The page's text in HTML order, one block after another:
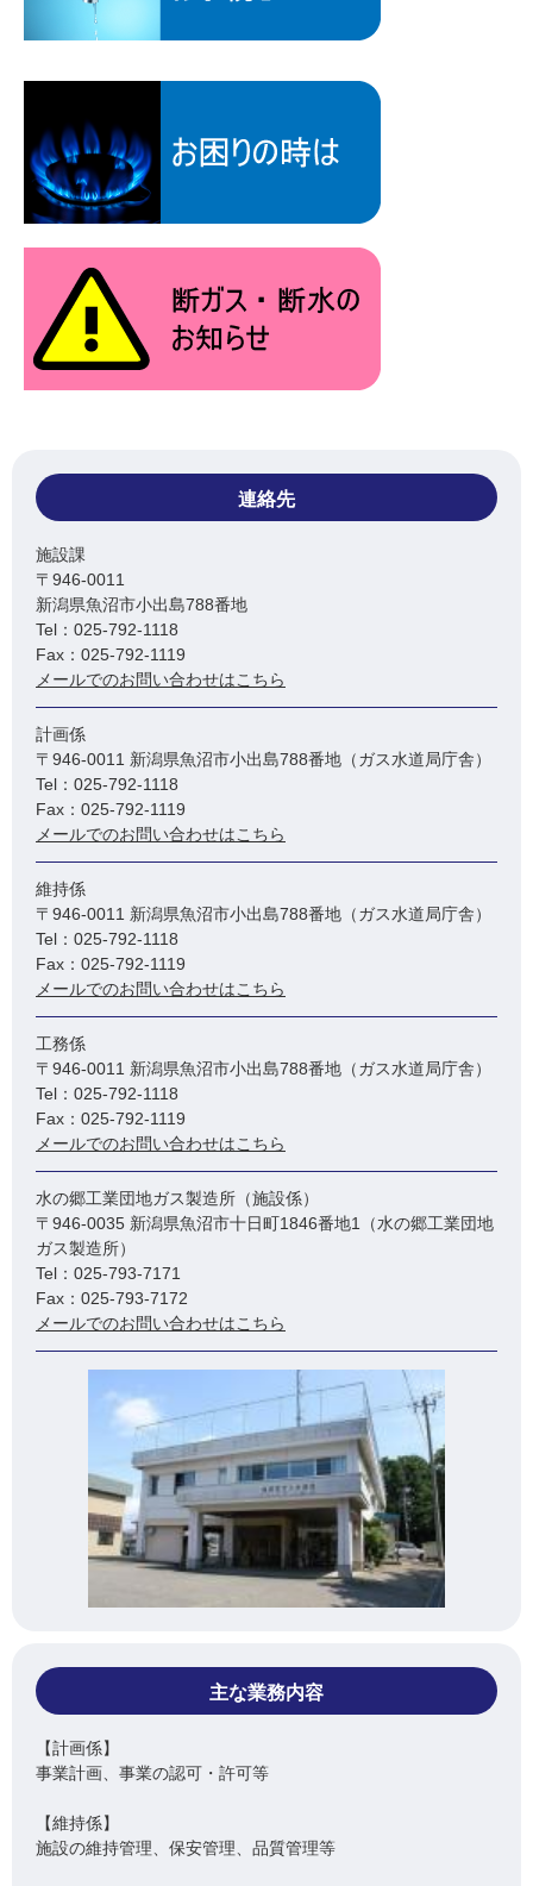
連絡先
施設課
〒946-0011
新潟県魚沼市小出島788番地
Tel：025-792-1118
Fax：025-792-1119
メールでのお問い合わせはこちら
計画係
〒946-0011 新潟県魚沼市小出島788番地（ガス水道局庁舎）
Tel：025-792-1118
Fax：025-792-1119
メールでのお問い合わせはこちら
維持係
〒946-0011 新潟県魚沼市小出島788番地（ガス水道局庁舎）
Tel：025-792-1118
Fax：025-792-1119
メールでのお問い合わせはこちら
工務係
〒946-0011 新潟県魚沼市小出島788番地（ガス水道局庁舎）
Tel：025-792-1118
Fax：025-792-1119
メールでのお問い合わせはこちら
水の郷工業団地ガス製造所（施設係）
〒946-0035 新潟県魚沼市十日町1846番地1（水の郷工業団地
ガス製造所）
Tel：025-793-7171
Fax：025-793-7172
メールでのお問い合わせはこちら
主な業務内容
【計画係】
事業計画、事業の認可・許可等
【維持係】
施設の維持管理、保安管理、品質管理等